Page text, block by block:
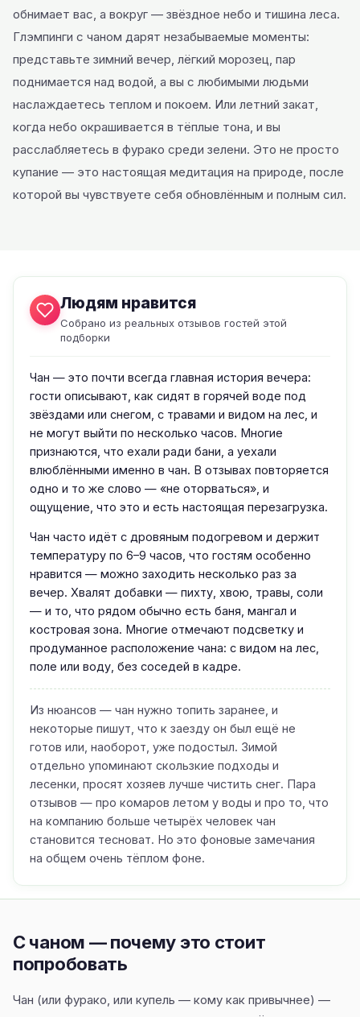
обнимает вас, а вокруг — звёздное небо и тишина леса.
Глэмпинги с чаном дарят незабываемые моменты:
представьте зимний вечер, лёгкий морозец, пар
поднимается над водой, а вы с любимыми людьми
наслаждаетесь теплом и покоем. Или летний закат,
когда небо окрашивается в тёплые тона, и вы
расслабляетесь в фурако среди зелени. Это не просто
купание — это настоящая медитация на природе, после
которой вы чувствуете себя обновлённым и полным сил.
Людям нравится
Собрано из реальных отзывов гостей этой
подборки
Чан — это почти всегда главная история вечера:
гости описывают, как сидят в горячей воде под
звёздами или снегом, с травами и видом на лес, и
не могут выйти по несколько часов. Многие
признаются, что ехали ради бани, а уехали
влюблёнными именно в чан. В отзывах повторяется
одно и то же слово — «не оторваться», и
ощущение, что это и есть настоящая перезагрузка.
Чан часто идёт с дровяным подогревом и держит
температуру по 6–9 часов, что гостям особенно
нравится — можно заходить несколько раз за
вечер. Хвалят добавки — пихту, хвою, травы, соли
— и то, что рядом обычно есть баня, мангал и
костровая зона. Многие отмечают подсветку и
продуманное расположение чана: с видом на лес,
поле или воду, без соседей в кадре.
Из нюансов — чан нужно топить заранее, и
некоторые пишут, что к заезду он был ещё не
готов или, наоборот, уже подостыл. Зимой
отдельно упоминают скользкие подходы и
лесенки, просят хозяев лучше чистить снег. Пара
отзывов — про комаров летом у воды и про то, что
на компанию больше четырёх человек чан
становится тесноват. Но это фоновые замечания
на общем очень тёплом фоне.
С чаном — почему это стоит
попробовать
Чан (или фурако, или купель — кому как привычнее) —